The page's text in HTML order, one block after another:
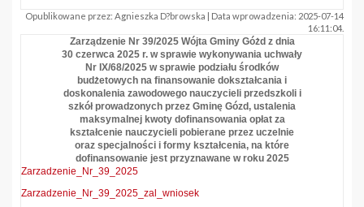
Opublikowane przez: Agnieszka D?browska | Data wprowadzenia: 2025-07-14
16:11:04.
Zarządzenie Nr 39/2025 Wójta Gminy Góżd z dnia
30 czerwca 2025 r. w sprawie wykonywania uchwały
Nr IX/68/2025 w sprawie podziału środków
budżetowych na finansowanie dokształcania i
doskonalenia zawodowego nauczycieli przedszkoli i
szkół prowadzonych przez Gminę Gózd, ustalenia
maksymalnej kwoty dofinansowania opłat za
kształcenie nauczycieli pobierane przez uczelnie
oraz specjalności i formy kształcenia, na które
dofinansowanie jest przyznawane w roku 2025
Zarzadzenie_Nr_39_2025
Zarzadzenie_Nr_39_2025_zal_wniosek